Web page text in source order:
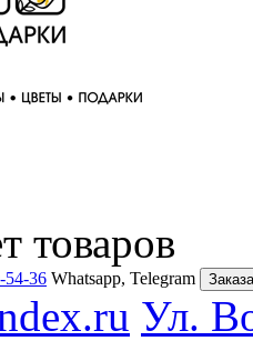
товаров
54-36 Whatsapp, Telegram
Ул.